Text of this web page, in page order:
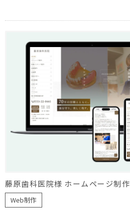
藤原歯科医院様 ホームページ制作
Web制作